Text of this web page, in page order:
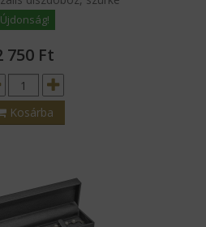
Újdonság!
750 Ft
Kosárba